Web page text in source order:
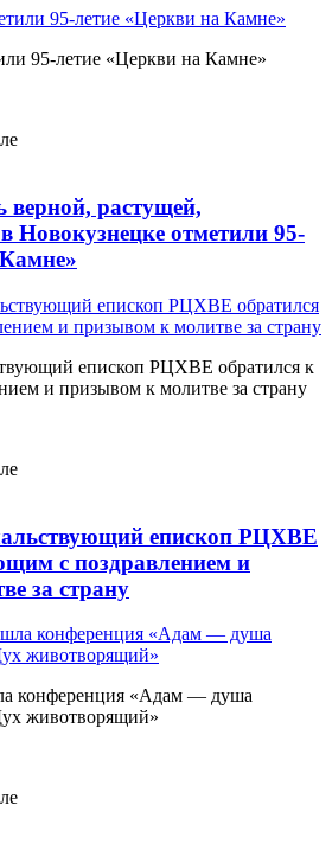
95-летие «Церкви на Камне»
верной, растущей,
Новокузнецке отметили 95-
епископ РЦХВЕ обратился к
и призывом к молитве за страну
епископ РЦХВЕ
с поздравлением и
за страну
конференция «Адам — душа
животворящий»